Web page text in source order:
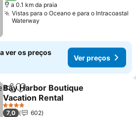
a 0.1 km da praia
Vistas para o Oceano e para o Intracoastal
Waterway
ver os preços
Ver preços
PartilharAdicionar aos favoritos
Bay Harbor Boutique
Vacation Rental
Ver preços
4 Estrelas
7,0
602